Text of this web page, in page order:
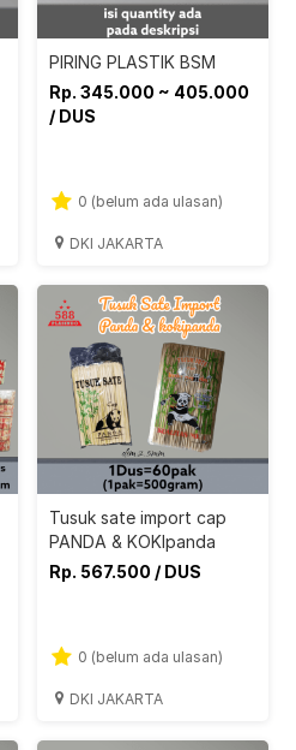
PIRING PLASTIK BSM
Rp. 345.000 ~ 405.000
/ DUS
0 (belum ada ulasan)
DKI JAKARTA
Tusuk sate import cap
PANDA & KOKIpanda
Rp. 567.500 / DUS
0 (belum ada ulasan)
DKI JAKARTA